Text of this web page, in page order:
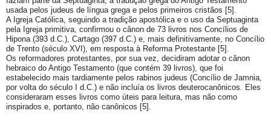
usada pelos judeus de língua grega e pelos primeiros cristãos [5].
A Igreja Católica, seguindo a tradição apostólica e o uso da Septuaginta
pela Igreja primitiva, confirmou o cânon de 73 livros nos Concílios de
Hipona (393 d.C.), Cartago (397 d.C.) e, mais definitivamente, no Concílio
de Trento (século XVI), em resposta à Reforma Protestante [5].
Os reformadores protestantes, por sua vez, decidiram adotar o cânon
hebraico do Antigo Testamento (que contém 39 livros), que foi
estabelecido mais tardiamente pelos rabinos judeus (Concílio de Jamnia,
por volta do século I d.C.) e não incluía os livros deuterocanônicos. Eles
consideraram esses livros como úteis para leitura, mas não como
inspirados e, portanto, não canônicos [5].